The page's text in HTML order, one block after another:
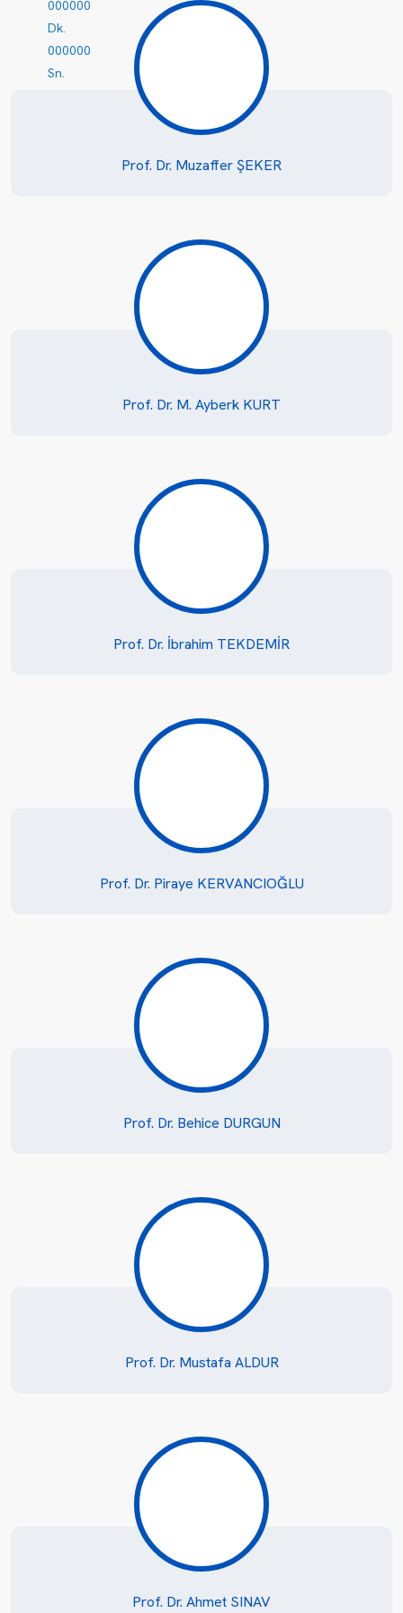
000000
Dk.
000000
Sn.
Prof. Dr. Muzaffer ŞEKER
Prof. Dr. M. Ayberk KURT
Prof. Dr. İbrahim TEKDEMİR
Prof. Dr. Piraye KERVANCIOĞLU
Prof. Dr. Behice DURGUN
Prof. Dr. Mustafa ALDUR
Prof. Dr. Ahmet SINAV